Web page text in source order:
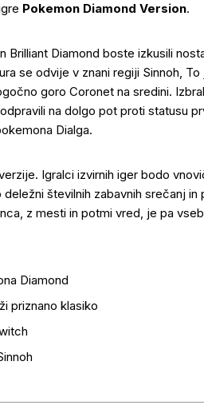
Pokemon Diamond Version.
Diamond boste izkusili
se odvije v znani regiji Sinnoh,
goro Coronet na sredini.
na dolgo pot proti statusu
Dialga.
Igralci izvirnih iger bodo
številnih zabavnih srečanj in
z mesti in potmi vred, je pa
Diamond
priznano klasiko